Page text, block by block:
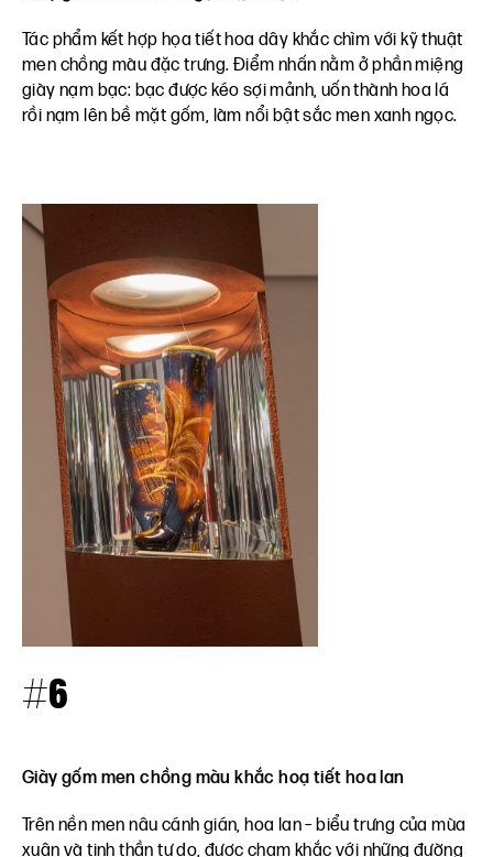
Tác phẩm kết hợp họa tiết hoa dây khắc chìm với kỹ thuật
men chồng màu đặc trưng. Điểm nhấn nằm ở phần miệng
giày nạm bạc: bạc được kéo sợi mảnh, uốn thành hoa lá
rồi nạm lên bề mặt gốm, làm nổi bật sắc men xanh ngọc.
#6
Giày gốm men chồng màu khắc hoạ tiết hoa lan
Trên nền men nâu cánh gián, hoa lan – biểu trưng của mùa
xuân và tinh thần tự do, được chạm khắc với những đường